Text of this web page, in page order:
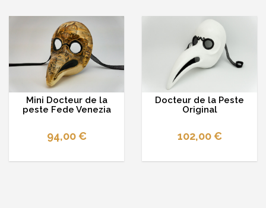
Mini Docteur de la
peste Fede Venezia
94,00 €
Docteur de la Peste
Original
102,00 €